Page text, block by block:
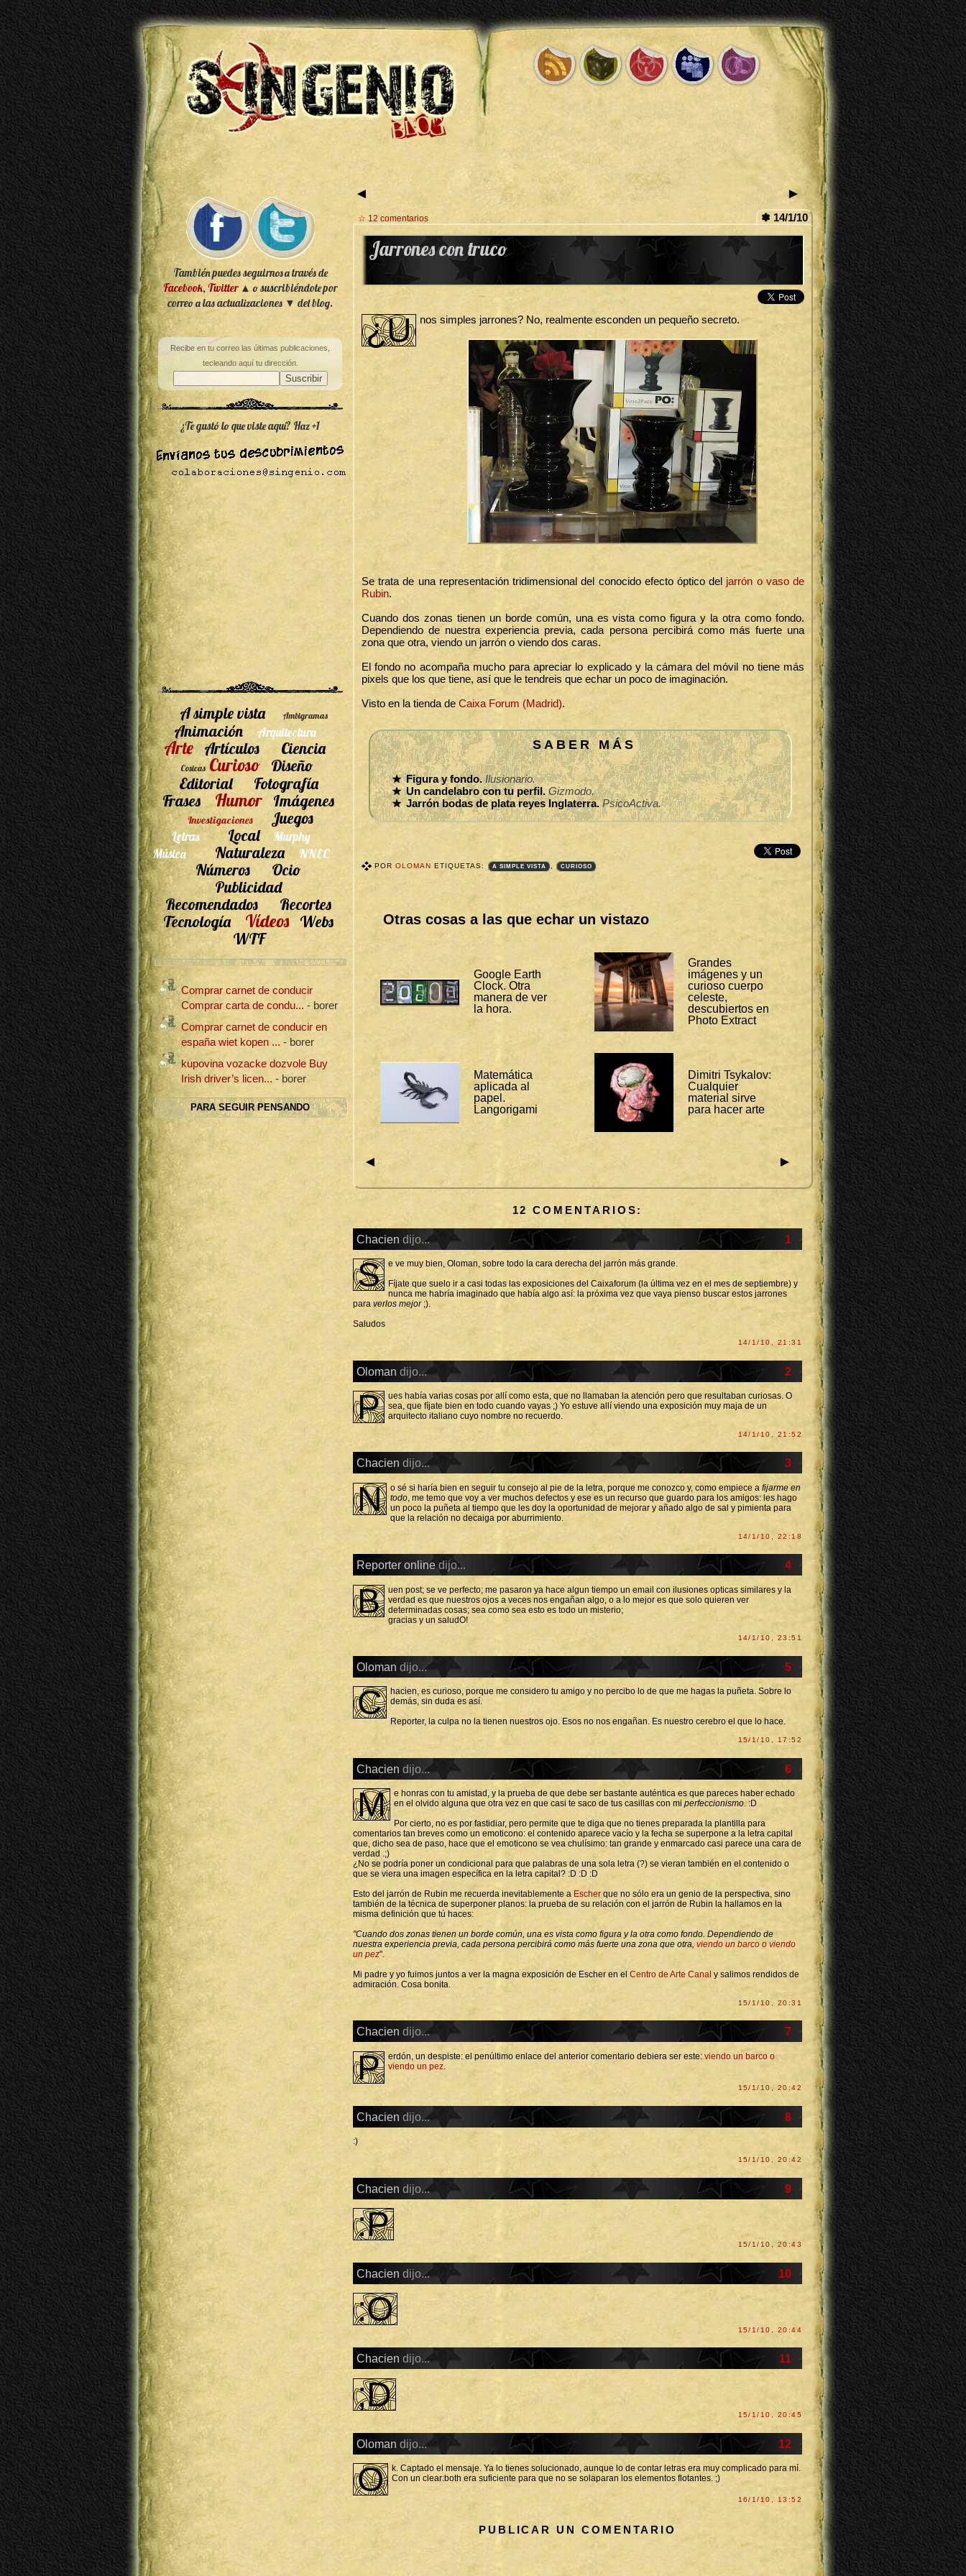
◄ ►
✽ 14/1/10
☆ 12 comentarios
Jarrones con truco
¿U nos simples jarrones? No, realmente esconden un pequeño secreto.
Se trata de una representación tridimensional del conocido efecto óptico del jarrón o vaso de
Rubin.
Cuando dos zonas tienen un borde común, una es vista como figura y la otra como fondo.
Dependiendo de nuestra experiencia previa, cada persona percibirá como más fuerte una
zona que otra, viendo un jarrón o viendo dos caras.
El fondo no acompaña mucho para apreciar lo explicado y la cámara del móvil no tiene más
pixels que los que tiene, así que le tendreis que echar un poco de imaginación.
Visto en la tienda de Caixa Forum (Madrid).
SABER MÁS
Figura y fondo.Ilusionario.
Un candelabro con tu perfil.Gizmodo.
Jarrón bodas de plata reyes Inglaterra.PsicoActiva.
POROLOMANETIQUETAS: A SIMPLE VISTA , CURIOSO
Otras cosas a las que echar un vistazo
Google Earth
Clock. Otra
manera de ver
la hora.
Grandes
imágenes y un
curioso cuerpo
celeste,
descubiertos en
Photo Extract
Matemática
aplicada al
papel.
Langorigami
Dimitri Tsykalov:
Cualquier
material sirve
para hacer arte
◄ ►
12 COMENTARIOS:
Chacien dijo... 1
S
e ve muy bien, Oloman, sobre todo la cara derecha del jarrón más grande.
Fíjate que suelo ir a casi todas las exposiciones del Caixaforum (la última vez en el mes de septiembre) y
nunca me habría imaginado que había algo así: la próxima vez que vaya pienso buscar estos jarrones
para verlos mejor;).
Saludos
14/1/10, 21:31
Oloman dijo... 2
P
ues había varias cosas por allí como esta, que no llamaban la atención pero que resultaban curiosas. O
sea, que fíjate bien en todo cuando vayas ;) Yo estuve allí viendo una exposición muy maja de un
arquitecto italiano cuyo nombre no recuerdo.
14/1/10, 21:52
Chacien dijo... 3
N o sé si haría bien en seguir tu consejo al pie de la letra, porque me conozco y, como empiece a fijarme en
todo , me temo que voy a ver muchos defectos y ese es un recurso que guardo para los amigos: les hago
un poco la puñeta al tiempo que les doy la oportunidad de mejorar y añado algo de sal y pimienta para
que la relación no decaiga por aburrimiento.
14/1/10, 22:18
Reporter online dijo... 4
B
uen post; se ve perfecto; me pasaron ya hace algun tiempo un email con ilusiones opticas similares y la
verdad es que nuestros ojos a veces nos engañan algo, o a lo mejor es que solo quieren ver
determinadas cosas; sea como sea esto es todo un misterio;
gracias y un saludO!
14/1/10, 23:51
Oloman dijo... 5
C
hacien, es curioso, porque me considero tu amigo y no percibo lo de que me hagas la puñeta. Sobre lo
demás, sin duda es así.
Reporter, la culpa no la tienen nuestros ojo. Esos no nos engañan. Es nuestro cerebro el que lo hace.
15/1/10, 17:52
Chacien dijo... 6
M
e honras con tu amistad, y la prueba de que debe ser bastante auténtica es que pareces haber echado
en el olvido alguna que otra vez en que casi te saco de tus casillas con mi perfeccionismo. :D
Por cierto, no es por fastidiar, pero permite que te diga que no tienes preparada la plantilla para
comentarios tan breves como un emoticono: el contenido aparece vacío y la fecha se superpone a la letra capital
que, dicho sea de paso, hace que el emoticono se vea chulísimo: tan grande y enmarcado casi parece una cara de
verdad .;)
¿No se podría poner un condicional para que palabras de una sola letra (?) se vieran también en el contenido o
que se viera una imagen específica en la letra capital? :D :D :D
Esto del jarrón de Rubin me recuerda inevitablemente a Escher que no sólo era un genio de la perspectiva, sino
también de la técnica de superponer planos: la prueba de su relación con el jarrón de Rubin la hallamos en la
misma definición que tú haces:
"Cuando dos zonas tienen un borde común, una es vista como figura y la otra como fondo. Dependiendo de
nuestra experiencia previa, cada persona percibirá como más fuerte una zona que otra, viendo un barco o viendo
un pez".
Mi padre y yo fuimos juntos a ver la magna exposición de Escher en el Centro de Arte Canal y salimos rendidos de
admiración. Cosa bonita.
15/1/10, 20:31
Chacien dijo... 7
P erdón, un despiste: el penúltimo enlace del anterior comentario debiera ser este: viendo un barco o
viendo un pez
15/1/10, 20:42
Chacien dijo... 8
:)
15/1/10, 20:42
Chacien dijo... 9
:p
15/1/10, 20:43
Chacien dijo... 10
:O
15/1/10, 20:44
Chacien dijo... 11
;D
15/1/10, 20:45
Oloman dijo... 12
O
k. Captado el mensaje. Ya lo tienes solucionado, aunque lo de contar letras era muy complicado para mí.
Con un clear:both era suficiente para que no se solaparan los elementos flotantes. ;)
16/1/10, 13:52
PUBLICAR UN COMENTARIO
También puedes seguirnos a través de
Facebook,Twitter▲ o suscribiéndote por
correo a las actualizaciones ▼ del blog.
Recibe en tu correo las últimas publicaciones,
tecleando aquí tu dirección.
¿Te gustó lo que viste aquí? Haz +1
A simple vista Ambigramas
Animación Arquitectura
Arte Artículos Ciencia
Cosicas Curioso
Diseño
Editorial
Fotografía
Frases
Humor Imágenes
Investigaciones Juegos
Letras Local
Murphy
Música
Naturaleza NNEC
Números
Ocio
Publicidad
Recomendados
Recortes
Tecnología
Vídeos Webs
WTF
Comprar carnet de conducir
Comprar carta de condu... - borer
Comprar carnet de conducir en
españa wiet kopen ... - borer
kupovina vozacke dozvole Buy
Irish driver’s licen... - borer
PARA SEGUIR PENSANDO